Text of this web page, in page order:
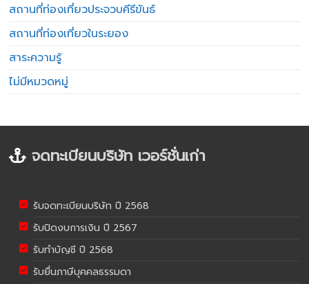
สถานที่ท่องเที่ยวประจวบคีรีขันธ์
สถานที่ท่องเที่ยวในระยอง
สาระความรู้
ไม่มีหมวดหมู่
จดทะเบียนบริษัท เวอร์ชั่นเก่า
รับจดทะเบียนบริษัท ปี 2568
รับปิดงบการเงิน ปี 2567
รับทำบัญชี ปี 2568
รับยื่นภาษีบุคคลธรรมดา